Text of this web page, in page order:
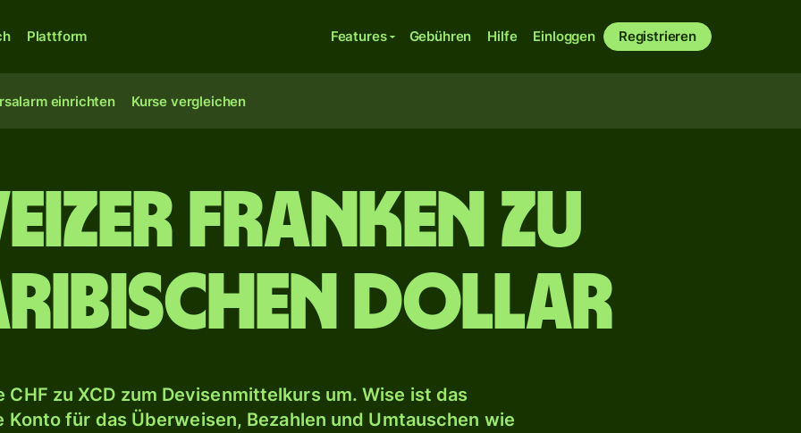
Plattform Features Gebühren Hilfe Einloggen Registrieren
einrichten Kurse vergleichen
Franken zu
Dollar
CHF zu XCD zum Devisenmittelkurs um. Wise ist das
Konto für das Überweisen, Bezahlen und Umtauschen wie